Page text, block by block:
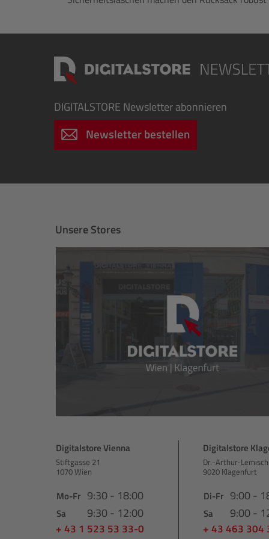
DIGITALSTORE Newsletter abonnieren
Newsletter bestellen
Unsere Stores
Digitalstore Vienna
Stiftgasse 21
1070 Wien
Mo-Fr 9:30 - 18:00
Sa 9:30 - 12:00
+ 43 1 523 53 33-0
Digitalstore
Dr.-Arthur-
9020 Klagenfurt
Di-Fr 9:00 -
Sa 9:00 -
+ 43 463 304